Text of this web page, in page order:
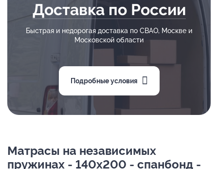
Доставка по России
Быстрая и недорогая доставка по СВАО, Москве и
Московской области
Подробные условия
Матрасы на независимых
пружинах - 140х200 - спанбонд -